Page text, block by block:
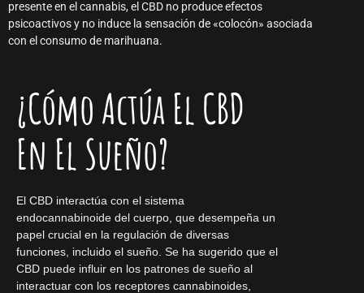
presente en el cannabis, el CBD no produce efectos
psicoactivos y no induce la sensación de «colocón» asociada
con el consumo de marihuana.
¿Cómo Actúa El CBD
En El Sueño?
El CBD interactúa con el sistema
endocannabinoide del cuerpo, que desempeña un
papel crucial en la regulación de diversas
funciones, incluido el sueño. Se ha sugerido que el
CBD puede influir en los patrones de sueño al
interactuar con los receptores cannabinoides,